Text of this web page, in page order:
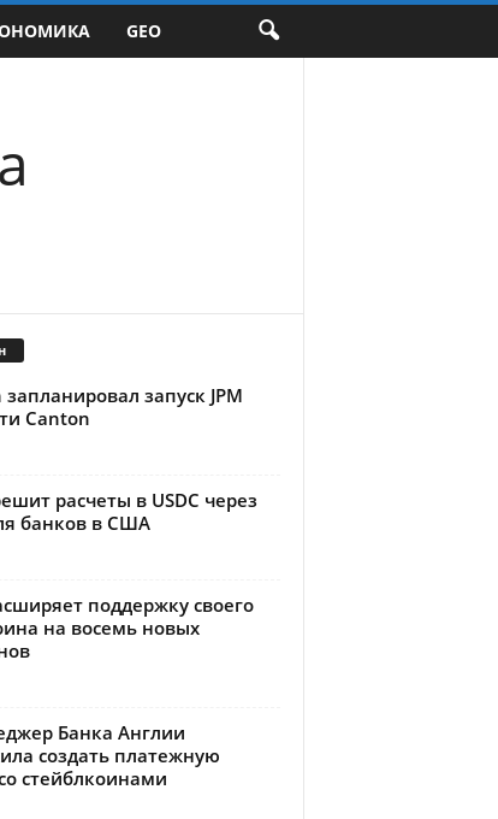
GEO
запланировал запуск JPM
Canton
расчеты в USDC через
банков в США
поддержку своего
на восемь новых
Банка Англии
создать платежную
стейблкоинами